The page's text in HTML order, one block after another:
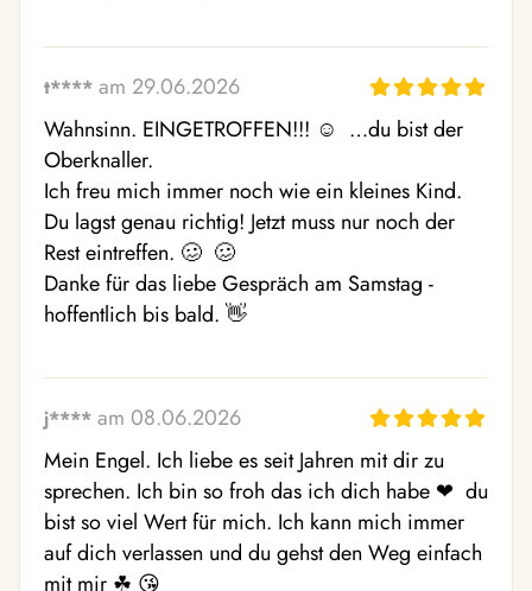
t**** am 29.06.2026
Wahnsinn. EINGETROFFEN!!! ☺ ️ …du bist der
Oberknaller.
Ich freu mich immer noch wie ein kleines Kind.
Du lagst genau richtig! Jetzt muss nur noch der
Rest eintreffen. 🥴  🥴
Danke für das liebe Gespräch am Samstag -
hoffentlich bis bald. 👋
j**** am 08.06.2026
Mein Engel. Ich liebe es seit Jahren mit dir zu
sprechen. Ich bin so froh das ich dich habe ❤ ️ du
bist so viel Wert für mich. Ich kann mich immer
auf dich verlassen und du gehst den Weg einfach
mit mir ☘ ️😘